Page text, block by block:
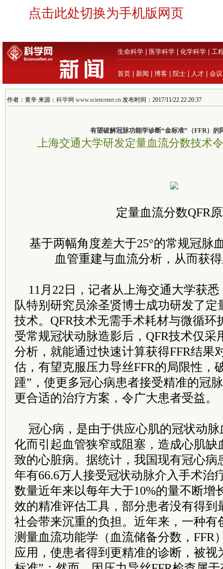
点击此处切换为手机版网页
生命科学 医学科学 化学科学 工
首页 新闻 博客 院士 人才 会议
作者：黄辛 来源： 科学网 www.sciencenet.cn 发布时间：2017/11/22 22:20:37
有望破解冠脉功能学诊断“金标准”（FFR）的
上海交通大学研发定量血流分数技术
定量血流分数QFR
基于两幅角度差大于25°的常规冠脉
血管重建与血流分析，从而获
11月22日，记者从上海交通大学获
队特别研究员涂圣贤博士成功研发了定
技术。QFR技术无需手术耗材与微循环
受常规冠状动脉造影后，QFR技术仅采
分析，就能通过快速计算获得FFR结果
估，有望克服压力导丝FFR的局限性，
踵”，使更多冠心病患者接受精准的冠
更合适的治疗方案，令广大患者受益。
冠心病，是由于供应心肌的冠状动
化而引起血管狭窄或阻塞，造成心肌缺
致的心脏病。据统计，我国现有冠心病
年有66.6万人接受冠状动脉介入手术治
数量近年来以每年大于10%的量不断增
效的精准评估工具，部分患者没有得到
社会带来沉重的负担。近年来，一种有
测量血流功能学（血流储备分数，FFR
应用，使患者得到更精准的诊断，被视